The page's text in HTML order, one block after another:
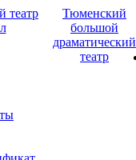
театр
Тюменский
большой
драматический
театр